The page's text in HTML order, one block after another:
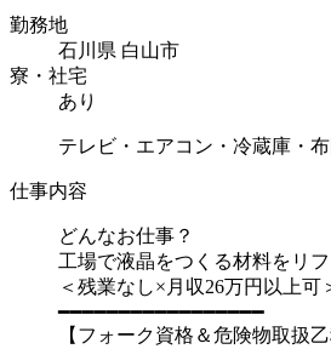
勤務地
石川県 白山市
寮・社宅
あり
テレビ・エアコン・冷蔵庫・
仕事内容
どんなお仕事？
工場で液晶をつくる材料をリ
＜残業なし×月収26万円以上可
━━━━━━━━━━━━━━━━━
【フォーク資格＆危険物取扱乙